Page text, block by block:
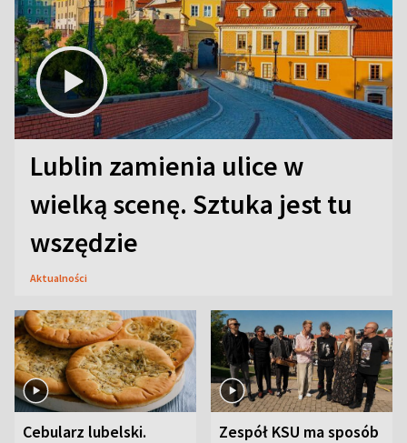
Lublin zamienia ulice w
wielką scenę. Sztuka jest tu
wszędzie
Aktualności
Cebularz lubelski.
Zespół KSU ma sposób